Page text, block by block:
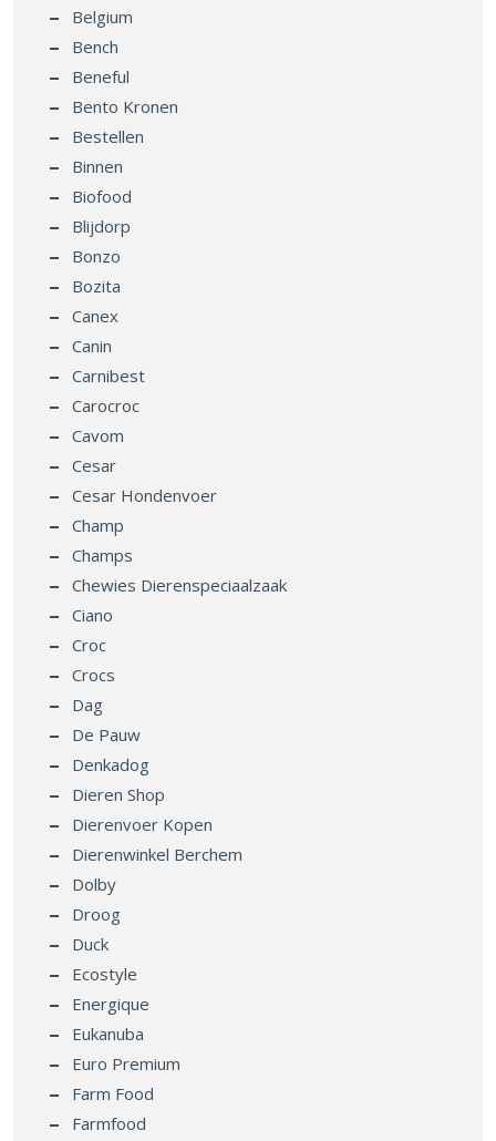
Belgium
Bench
Beneful
Bento Kronen
Bestellen
Binnen
Biofood
Blijdorp
Bonzo
Bozita
Canex
Canin
Carnibest
Carocroc
Cavom
Cesar
Cesar Hondenvoer
Champ
Champs
Chewies Dierenspeciaalzaak
Ciano
Croc
Crocs
Dag
De Pauw
Denkadog
Dieren Shop
Dierenvoer Kopen
Dierenwinkel Berchem
Dolby
Droog
Duck
Ecostyle
Energique
Eukanuba
Euro Premium
Farm Food
Farmfood